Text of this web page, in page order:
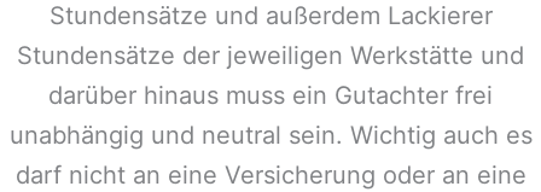
Stundensätze und außerdem Lackierer
Stundensätze der jeweiligen Werkstätte und
darüber hinaus muss ein Gutachter frei
unabhängig und neutral sein. Wichtig auch es
darf nicht an eine Versicherung oder an eine